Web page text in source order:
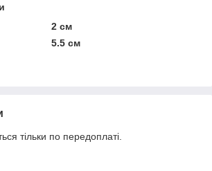
2 см
5.5 см
тільки по передоплаті.